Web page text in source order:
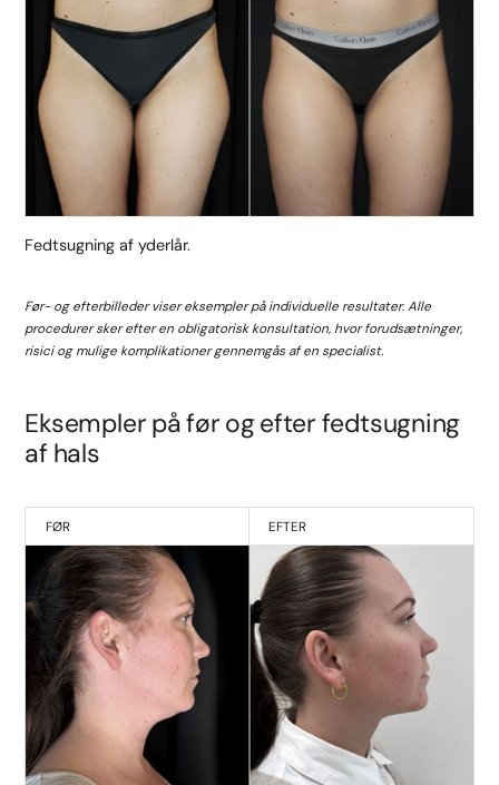
Fedtsugning af yderlår.
Før- og efterbilleder viser eksempler på individuelle resultater. Alle
procedurer sker efter en obligatorisk konsultation, hvor forudsætninger,
risici og mulige komplikationer gennemgås af en specialist.
Eksempler på før og efter fedtsugning
af hals
FØR EFTER